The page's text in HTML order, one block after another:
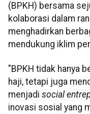
(BPKH) bersama
kolaborasi dalam
menghadirkan
mendukung iklim
"BPKH tidak hanya
haji, tetapi juga
menjadi social
inovasi sosial yang